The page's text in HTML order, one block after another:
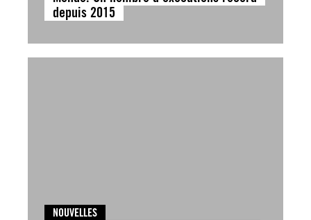
depuis 2015
NOUVELLES